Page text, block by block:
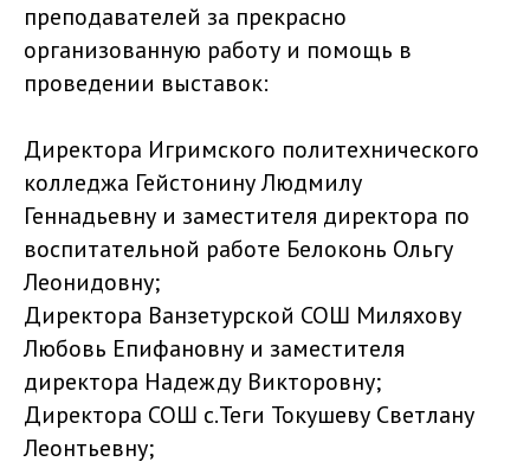
преподавателей за прекрасно
организованную работу и помощь в
проведении выставок:
Директора Игримского политехнического
колледжа Гейстонину Людмилу
Геннадьевну и заместителя директора по
воспитательной работе Белоконь Ольгу
Леонидовну;
Директора Ванзетурской СОШ Миляхову
Любовь Епифановну и заместителя
директора Надежду Викторовну;
Директора СОШ с.Теги Токушеву Светлану
Леонтьевну;